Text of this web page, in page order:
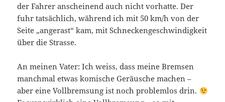
der Fahrer anscheinend auch nicht vorhatte. Der
fuhr tatsächlich, während ich mit 50 km/h von der
Seite „angerast“ kam, mit Schneckengeschwindigkeit
über die Strasse.
An meinen Vater: Ich weiss, dass meine Bremsen
manchmal etwas komische Geräusche machen –
aber eine Vollbremsung ist noch problemlos drin.